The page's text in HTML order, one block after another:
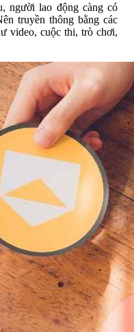
người lao động càng có
truyền thông bằng các
video, cuộc thi, trò chơi,